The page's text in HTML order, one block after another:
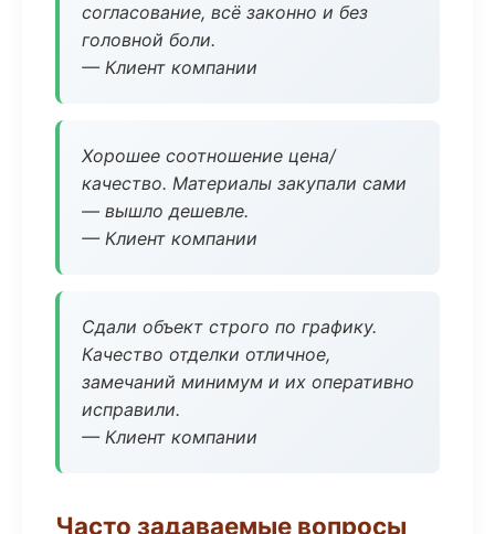
согласование, всё законно и без
головной боли.
— Клиент компании
Хорошее соотношение цена/
качество. Материалы закупали сами
— вышло дешевле.
— Клиент компании
Сдали объект строго по графику.
Качество отделки отличное,
замечаний минимум и их оперативно
исправили.
— Клиент компании
Часто задаваемые вопросы